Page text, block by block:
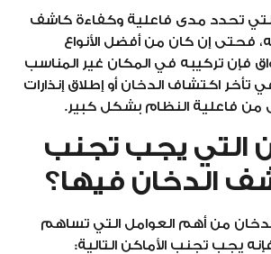
تحدد مدى فاعلية وكفاءة كاشف
فحتى إن كان من أفضل الأنواع
فإن تركيبه في المكان غير المناسب
اكتشاف الدخان أو إطلاق إنذارات
من فاعلية النظام بشكل كبير.
التي يجب تجنب
الدخان فيها؟
من أهم العوامل التي تساهم
يجب تجنب الأماكن التالية: